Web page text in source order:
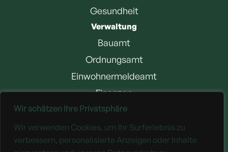
Wir schätzen Ihre Privatsphäre
Wir verwenden Cookies, um Ihr Surferlebnis zu
verbessern, personalisierte Anzeigen oder Inhalte
Gesundheit
Verwaltung
Bauamt
Ordnungsamt
Einwohnermeldeamt
Finanzen
Jobangebote
Downloads